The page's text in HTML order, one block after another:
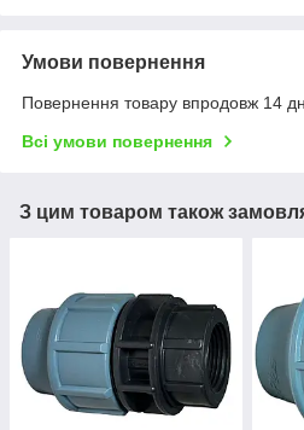
Умови повернення
Повернення товару впродовж 14
Всі умови повернення
З цим товаром також